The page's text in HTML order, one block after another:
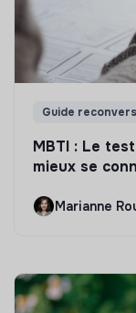
Guide
MBTI : Le
mieux se
Marianne